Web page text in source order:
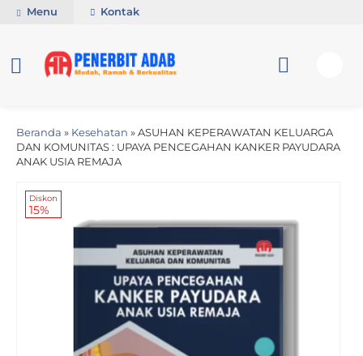
Menu Kontak
Beranda » Kesehatan » ASUHAN KEPERAWATAN KELUARGA
DAN KOMUNITAS : UPAYA PENCEGAHAN KANKER PAYUDARA
ANAK USIA REMAJA
Diskon
15%